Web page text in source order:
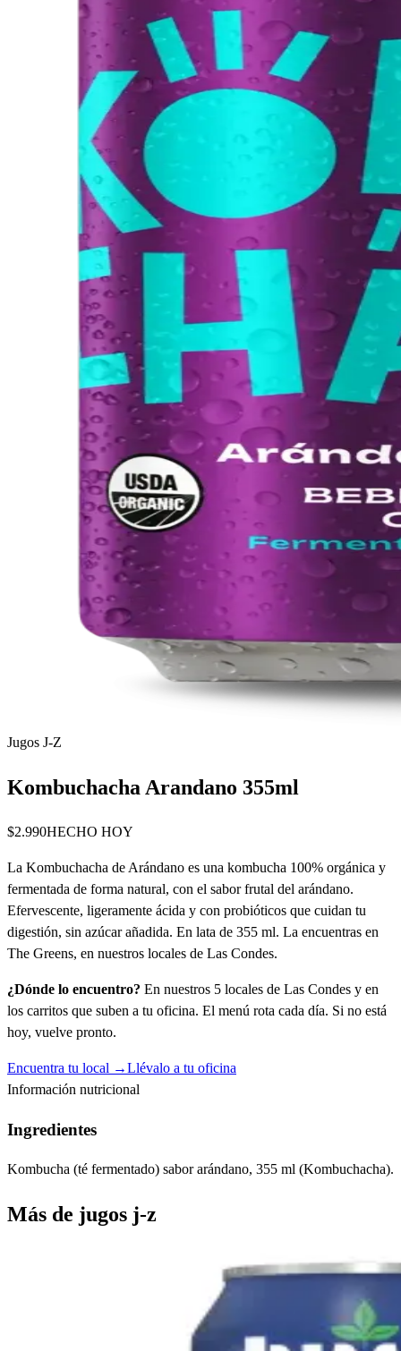
Jugos J-Z
Kombuchacha Arandano 355ml
$2.990HECHO HOY
La Kombuchacha de Arándano es una kombucha 100% orgánica y
fermentada de forma natural, con el sabor frutal del arándano.
Efervescente, ligeramente ácida y con probióticos que cuidan tu
digestión, sin azúcar añadida. En lata de 355 ml. La encuentras en
The Greens, en nuestros locales de Las Condes.
¿Dónde lo encuentro? En nuestros 5 locales de Las Condes y en
los carritos que suben a tu oficina. El menú rota cada día. Si no está
hoy, vuelve pronto.
Encuentra tu local →Llévalo a tu oficina
Información nutricional
Ingredientes
Kombucha (té fermentado) sabor arándano, 355 ml (Kombuchacha).
Más de jugos j-z